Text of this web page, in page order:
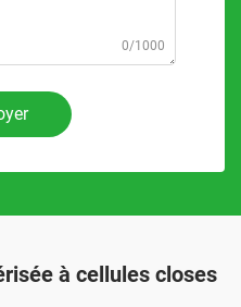
0/1000
à cellules closes